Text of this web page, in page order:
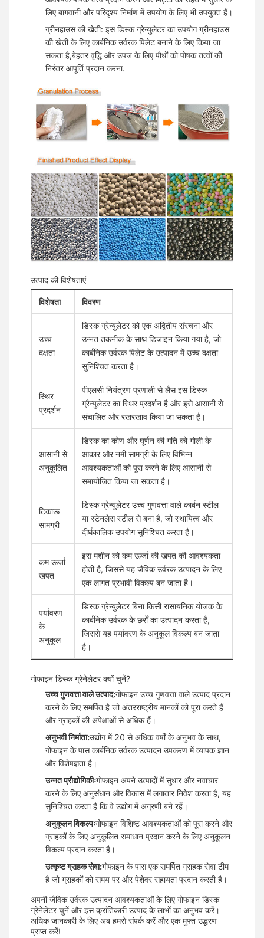
लिए बागवानी और परिदृश्य निर्माण में उपयोग के लिए भी उपयुक्त हैं।
ग्रीनहाउस की खेती: इस डिस्क ग्रेन्युलेटर का उपयोग ग्रीनहाउस
की खेती के लिए कार्बनिक उर्वरक पिलेट बनाने के लिए किया जा
सकता है,बेहतर वृद्धि और उपज के लिए पौधों को पोषक तत्वों की
निरंतर आपूर्ति प्रदान करना.
उत्पाद की विशेषताएं
विशेषता विवरण
उच्च
दक्षता
डिस्क ग्रेन्युलेटर को एक अद्वितीय संरचना और
उन्नत तकनीक के साथ डिजाइन किया गया है, जो
कार्बनिक उर्वरक पिलेट के उत्पादन में उच्च दक्षता
सुनिश्चित करता है।
स्थिर
प्रदर्शन
पीएलसी नियंत्रण प्रणाली से लैस इस डिस्क
ग्रैन्युलेटर का स्थिर प्रदर्शन है और इसे आसानी से
संचालित और रखरखाव किया जा सकता है।
आसानी से
अनुकूलित
डिस्क का कोण और घूर्णन की गति को गोली के
आकार और नमी सामग्री के लिए विभिन्न
आवश्यकताओं को पूरा करने के लिए आसानी से
समायोजित किया जा सकता है।
टिकाऊ
सामग्री
डिस्क ग्रेन्युलेटर उच्च गुणवत्ता वाले कार्बन स्टील
या स्टेनलेस स्टील से बना है, जो स्थायित्व और
दीर्घकालिक उपयोग सुनिश्चित करता है।
कम ऊर्जा
खपत
इस मशीन को कम ऊर्जा की खपत की आवश्यकता
होती है, जिससे यह जैविक उर्वरक उत्पादन के लिए
एक लागत प्रभावी विकल्प बन जाता है।
पर्यावरण
के
अनुकूल
डिस्क ग्रेन्युलेटर बिना किसी रासायनिक योजक के
कार्बनिक उर्वरक के छर्रों का उत्पादन करता है,
जिससे यह पर्यावरण के अनुकूल विकल्प बन जाता
है।
गोफाइन डिस्क ग्रेनेलेटर क्यों चुनें?
उच्च गुणवत्ता वाले उत्पाद:गोफाइन उच्च गुणवत्ता वाले उत्पाद प्रदान
करने के लिए समर्पित है जो अंतरराष्ट्रीय मानकों को पूरा करते हैं
और ग्राहकों की अपेक्षाओं से अधिक हैं।
अनुभवी निर्माता:उद्योग में 20 से अधिक वर्षों के अनुभव के साथ,
गोफाइन के पास कार्बनिक उर्वरक उत्पादन उपकरण में व्यापक ज्ञान
और विशेषज्ञता है।
उन्नत प्रौद्योगिकीःगोफाइन अपने उत्पादों में सुधार और नवाचार
करने के लिए अनुसंधान और विकास में लगातार निवेश करता है, यह
सुनिश्चित करता है कि वे उद्योग में अग्रणी बने रहें।
अनुकूलन विकल्पःगोफाइन विशिष्ट आवश्यकताओं को पूरा करने और
ग्राहकों के लिए अनुकूलित समाधान प्रदान करने के लिए अनुकूलन
विकल्प प्रदान करता है।
उत्कृष्ट ग्राहक सेवा:गोफाइन के पास एक समर्पित ग्राहक सेवा टीम
है जो ग्राहकों को समय पर और पेशेवर सहायता प्रदान करती है।
अपनी जैविक उर्वरक उत्पादन आवश्यकताओं के लिए गोफाइन डिस्क
ग्रेनेलेटर चुनें और इस क्रांतिकारी उत्पाद के लाभों का अनुभव करें।
अधिक जानकारी के लिए अब हमसे संपर्क करें और एक मुफ्त उद्धरण
प्राप्त करें!